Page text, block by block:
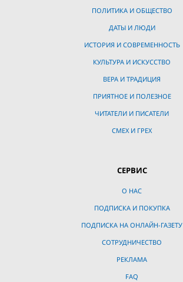
ПОЛИТИКА И ОБЩЕСТВО
ДАТЫ И ЛЮДИ
ИСТОРИЯ И СОВРЕМЕННОСТЬ
КУЛЬТУРА И ИСКУССТВО
ВЕРА И ТРАДИЦИЯ
ПРИЯТНОЕ И ПОЛЕЗНОЕ
ЧИТАТЕЛИ И ПИСАТЕЛИ
СМЕХ И ГРЕХ
СЕРВИС
О НАС
ПОДПИСКА И ПОКУПКА
ПОДПИСКА НА ОНЛАЙН-ГАЗЕТУ
СОТРУДНИЧЕСТВО
РЕКЛАМА
FAQ